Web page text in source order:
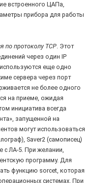
встроенного ЦАПа,
прибора для работы
по протоколу TCP . Этот
через один IP
еще одно
сервера через порт
не более одного
на приеме, ожидая
инициатива всегда
запущенной на
могут использоваться
Saver2 (самописец)
с ЛА-5. При желании,
программу. Для
функцию sorcet, которая
системах. При